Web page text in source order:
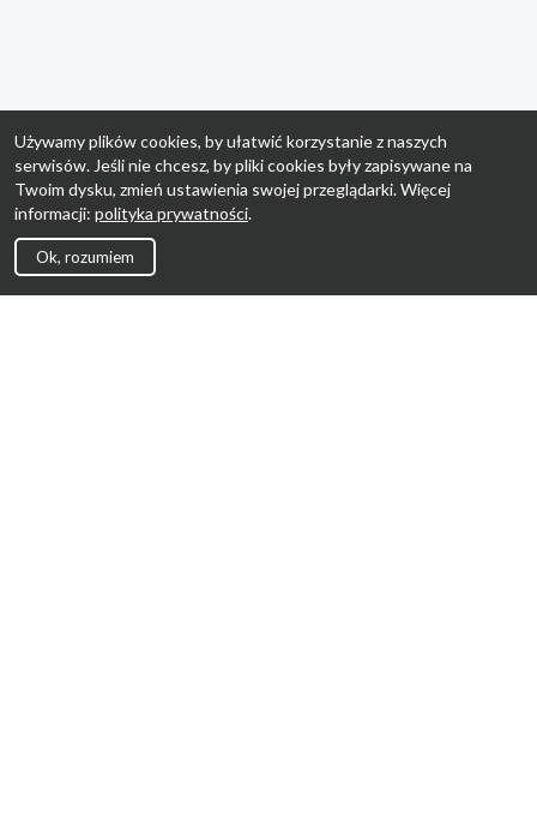
Używamy plików cookies, by ułatwić korzystanie z naszych
serwisów. Jeśli nie chcesz, by pliki cookies były zapisywane na
Twoim dysku, zmień ustawienia swojej przeglądarki. Więcej
informacji: polityka prywatności.
Ok, rozumiem